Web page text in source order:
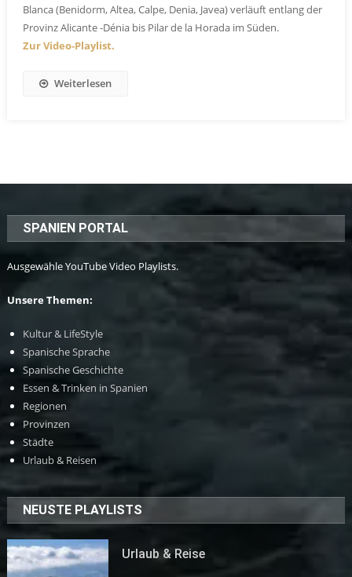
Blanca (Benidorm, Altea, Calpe, Denia, Javea) verläuft entlang der
Provinz Alicante -Dénia bis Pilar de la Horada im Süden.
Zur Video-Playlist.
Weiterlesen
SPANIEN PORTAL
Ausgewähle YouTube Video Playlists.
Unsere Themen:
Kultur & LifeStyle
Spanische Sprache
Spanische Geschichte
Essen & Trinken in Spanien
Regionen
Provinzen
Städte
Urlaub & Reisen
NEUSTE PLAYLISTS
Urlaub & Reise